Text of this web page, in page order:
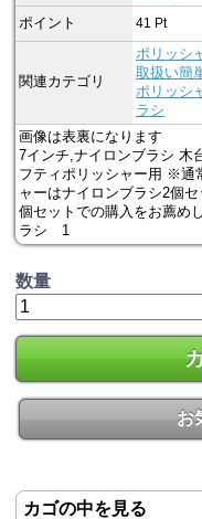
ポイント 41 Pt
関連カテゴリ
ポリッシ
取扱い簡
ポリッシ
ラシ
画像は表裏になります
7インチ,ナイロンブラシ 木
フティポリッシャー用 ※通
ャーはナイロンブラシ2個
個セットでの購入をお薦
ラシ 1
数量
お
カゴの中を見る